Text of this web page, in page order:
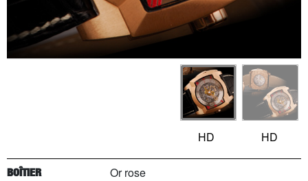
HD HD
BOÎTIER Or rose